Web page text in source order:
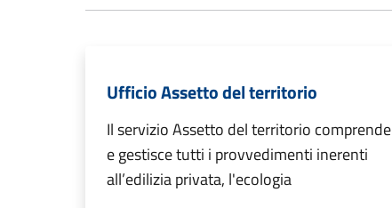
Ufficio Assetto del territorio
Il servizio Assetto del territorio comprende
e gestisce tutti i provvedimenti inerenti
all’edilizia privata, l'ecologia